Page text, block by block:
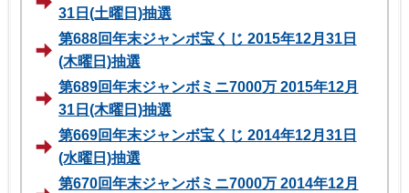
31日(土曜日)抽選
第688回年末ジャンボ宝くじ 2015年12月31日
(木曜日)抽選
第689回年末ジャンボミニ7000万 2015年12月
31日(木曜日)抽選
第669回年末ジャンボ宝くじ 2014年12月31日
(水曜日)抽選
第670回年末ジャンボミニ7000万 2014年12月